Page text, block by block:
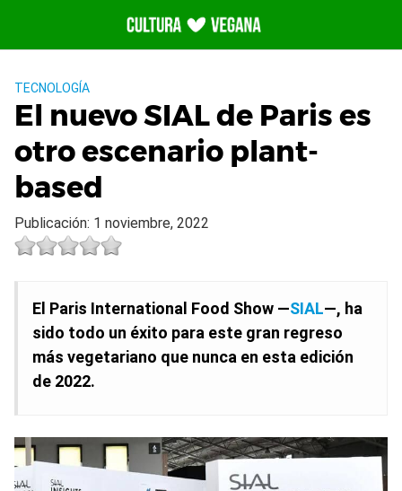
contenido
TECNOLOGÍA
El nuevo SIAL de Paris es
otro escenario plant-
based
Publicación: 1 noviembre, 2022
El Paris International Food Show —SIAL—, ha
sido todo un éxito para este gran regreso
más vegetariano que nunca en esta edición
de 2022.